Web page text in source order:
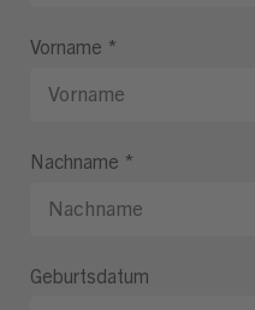
Vorname *
Nachname *
Geburtsdatum